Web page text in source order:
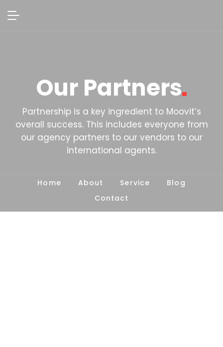
Our Partners
Partnership is a key ingredient to Moovit’s
overall success. This includes everyone from
our agency partners to our vendors to our
international agents.
Home About Service
Blog
Contact